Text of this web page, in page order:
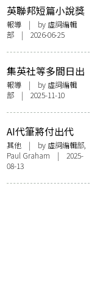
英聯邦短篇小說獎
3得獎者涉AI爭議
《Granta》宣布終
止合作關係 以維護
編輯獨立性
報導 | by 虛詞編輯
部 | 2026-06-25
集英社等多間日出
版商批評OpenAI
Sora 2 齊發聲明要
求停止侵權 指責
「踐踏創作者的尊
嚴」
報導 | by 虛詞編輯
部 | 2025-11-10
AI代筆將付出代
價？「矽谷創業之
父」預言人類不再
以寫作訓練思考
其他 | by 虛詞編輯部,
Paul Graham | 2025-
08-13